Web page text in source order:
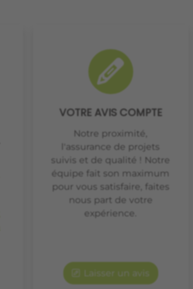
VOTRE AVIS COMPTE
Notre proximité,
l'assurance de projets
suivis et de qualité ! Notre
équipe fait son maximum
pour vous satisfaire, faites
nous part de votre
expérience.
Laisser un avis